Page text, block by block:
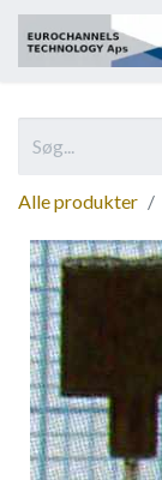
Alle produkter